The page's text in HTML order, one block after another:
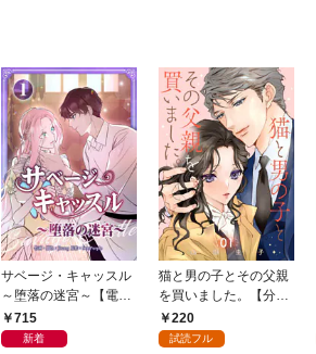
サベージ・キャッスル
～堕落の迷宮～【電子
単行本版】 第1巻
715
新着
猫と男の子とその父親
を買いました。【分冊
版】 1
220
試読フル